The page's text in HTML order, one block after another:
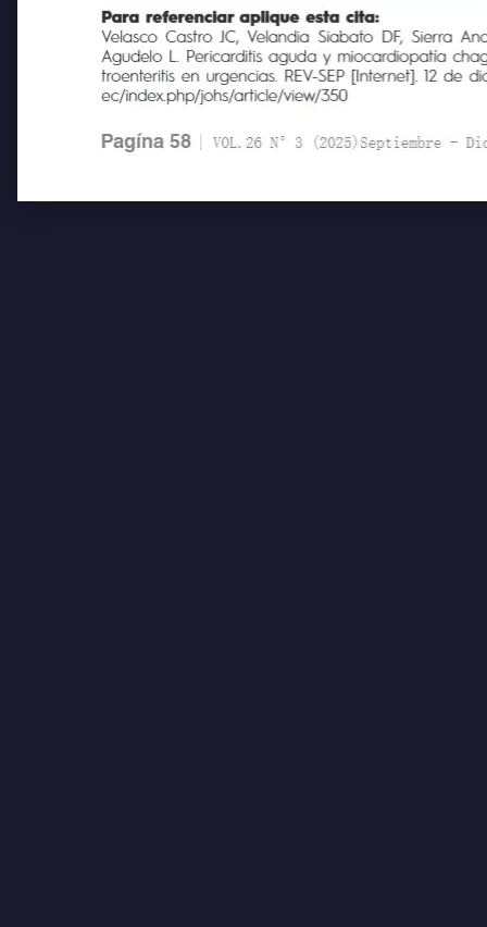
Pagína 58 | VOL.26 N°3 (2025)Septiembre -
Para referenciar aplique esta cita:
Velasco Castro JC, Velandia Siabato DF, Sierra
Agudelo L. Pericarditis aguda y miocardiopatía
troenteritis en urgencias. REV-SEP [Internet]. 12 de
ec/index.php/johs/article/view/350